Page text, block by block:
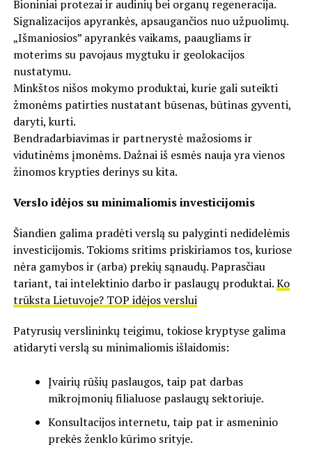
Bioniniai protezai ir audinių bei organų regeneracija.
Signalizacijos apyrankės, apsaugančios nuo užpuolimų.
„Išmaniosios” apyrankės vaikams, paaugliams ir
moterims su pavojaus mygtuku ir geolokacijos
nustatymu.
Minkštos nišos mokymo produktai, kurie gali suteikti
žmonėms patirties nustatant būsenas, būtinas gyventi,
daryti, kurti.
Bendradarbiavimas ir partnerystė mažosioms ir
vidutinėms įmonėms. Dažnai iš esmės nauja yra vienos
žinomos krypties derinys su kita.
Verslo idėjos su minimaliomis investicijomis
Šiandien galima pradėti verslą su palyginti nedidelėmis
investicijomis. Tokioms sritims priskiriamos tos, kuriose
nėra gamybos ir (arba) prekių sąnaudų. Paprasčiau
tariant, tai intelektinio darbo ir paslaugų produktai.Ko
trūksta Lietuvoje? TOP idėjos verslui
Patyrusių verslininkų teigimu, tokiose kryptyse galima
atidaryti verslą su minimaliomis išlaidomis:
Įvairių rūšių paslaugos, taip pat darbas
mikroįmonių filialuose paslaugų sektoriuje.
Konsultacijos internetu, taip pat ir asmeninio
prekės ženklo kūrimo srityje.